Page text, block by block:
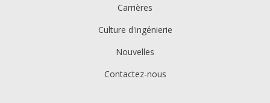
Carrières
Culture d'ingénierie
Nouvelles
Contactez-nous